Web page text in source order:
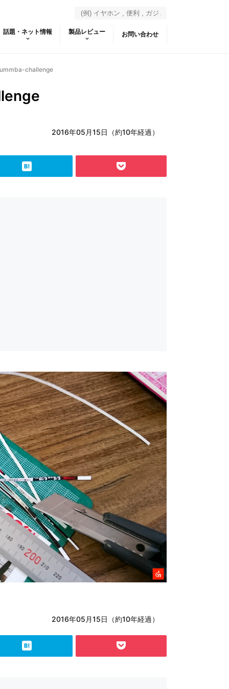
話題・ネット情報 製品レビュー お問い合わせ
challenge
2016年05月15日（約10年経過）
2016年05月15日（約10年経過）